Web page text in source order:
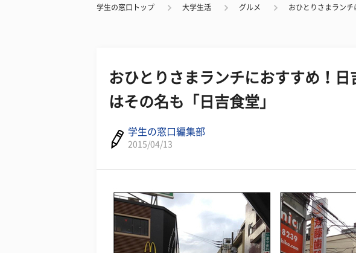
学生の窓口トップ 大学生活 グルメ おひとりさまランチ
おひとりさまランチにおすすめ！日
はその名も「日吉食堂」
学生の窓口編集部
2015/04/13